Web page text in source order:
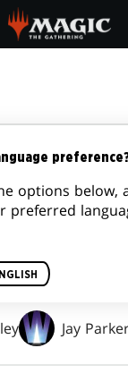
: ÉTAT
LA
2022
Jay
options below,
preferred